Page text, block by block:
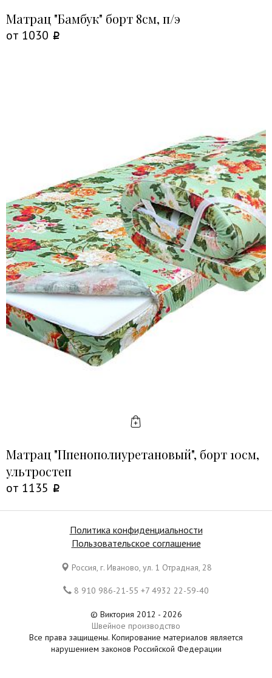
Матрац "Бамбук" борт 8см, п/э
от 1030
Матрац "Ппенополиуретановый", борт 10см,
ультростеп
от 1135
Политика конфиденциальности
Пользовательское соглашение
Россия, г. Иваново, ул. 1 Отрадная, 28
8 910 986-21-55 +7 4932 22-59-40
© Виктория 2012 - 2026
Швейное производство
Все права защищены. Копирование материалов является
нарушением законов Российской Федерации